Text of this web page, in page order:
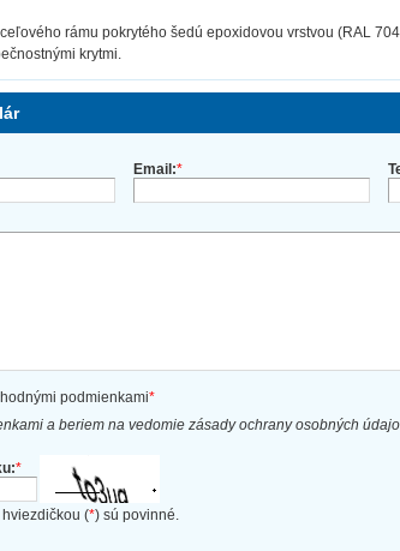
rámu pokrytého šedú epoxidovou vrstvou (RAL
krytmi.
Email:*
podmienkami*
a beriem na vedomie zásady ochrany osobných
*
(*) sú povinné.